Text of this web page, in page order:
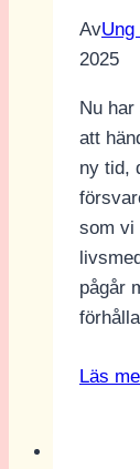
AvUng
2025
Nu
att
ny tid,
som vi
pågår
Läs